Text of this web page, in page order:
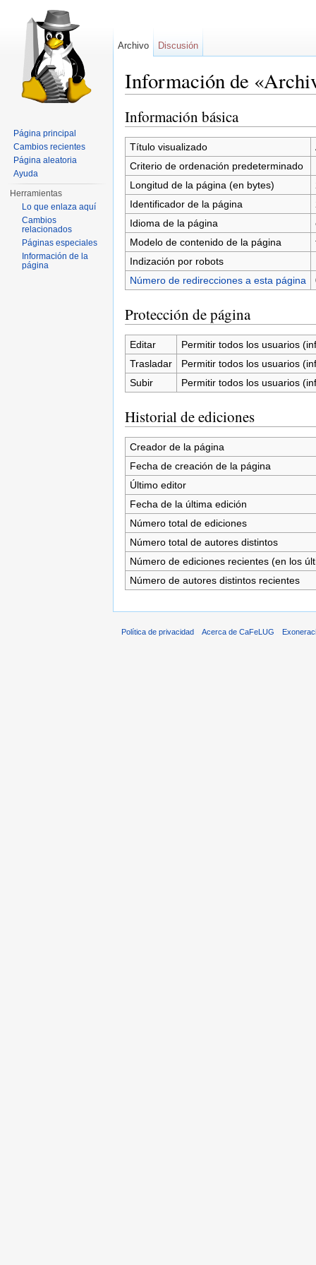
Información de
Información básica
Título visualizado
Criterio de ordenación predeterminado
Longitud de la página (en bytes)
Identificador de la página
Idioma de la página
Modelo de contenido de la página
Indización por robots
Número de redirecciones a esta página
Protección de página
Editar
Permitir todos los usuarios
Trasladar
Permitir todos los usuarios
Subir
Permitir todos los usuarios
Historial de ediciones
Creador de la página
Fecha de creación de la página
Último editor
Fecha de la última edición
Número total de ediciones
Número total de autores distintos
Número de ediciones recientes (en los
Número de autores distintos recientes
Archivo Discusión
Página principal
Cambios recientes
Página aleatoria
Ayuda
Herramientas
Lo que enlaza aquí
Cambios
relacionados
Páginas especiales
Información de la
página
Política de privacidad Acerca de CaFeLUG